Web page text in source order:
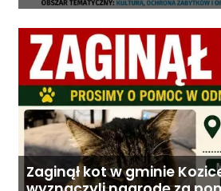
Zaginął kot w gminie